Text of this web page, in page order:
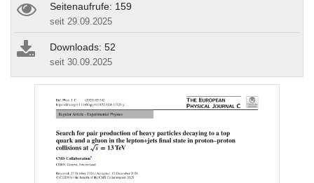
Seitenaufrufe: 159
seit 29.09.2025
Downloads: 52
seit 30.09.2025